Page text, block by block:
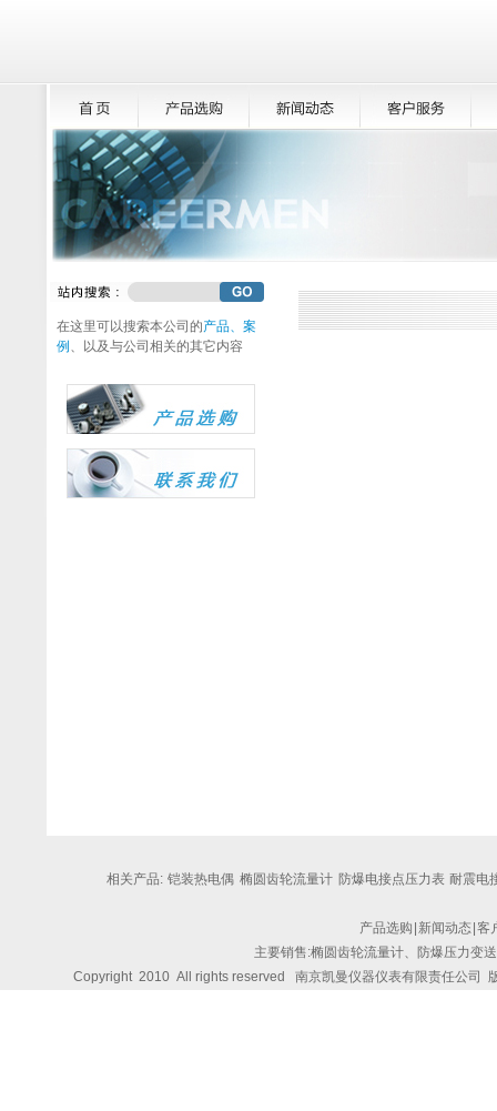
在这里可以搜索本公司的产品、案
例 、以及与公司相关的其它内容
相关产品: 铠装热电偶 椭圆齿轮流量计 防爆电接点压力表 耐震电
产品选购 新闻动态 客
主要销售:椭圆齿轮流量计、防爆压力变
Copyright 2010 All rights reserved 南京凯曼仪器仪表有限责任公司